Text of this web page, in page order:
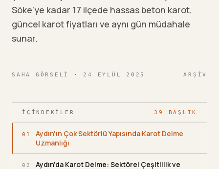
Söke'ye kadar 17 ilçede hassas beton karot,
güncel karot fiyatları ve aynı gün müdahale
sunar.
SAHA GÖRSELI · 24 EYLÜL 2025 ARŞIV
İÇINDEKILER 39 BAŞLIK
01
Aydın'ın Çok Sektörlü Yapısında Karot Delme
Uzmanlığı
02
Aydın'da Karot Delme: Sektörel Çeşitlilik ve